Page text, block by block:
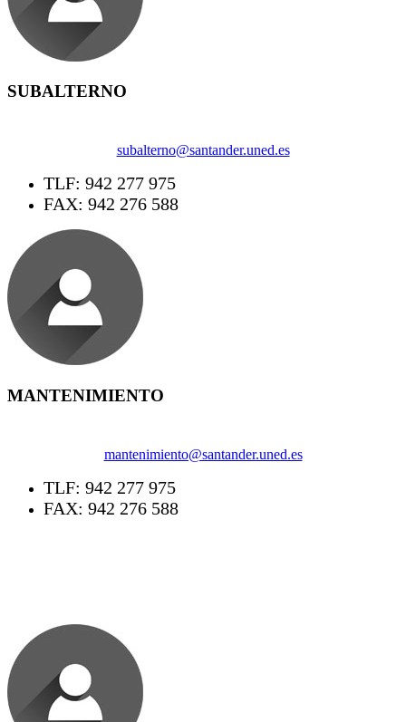
SUBALTERNO
subalterno@santander.uned.es
TLF: 942 277 975
FAX: 942 276 588
MANTENIMIENTO
mantenimiento@santander.uned.es
TLF: 942 277 975
FAX: 942 276 588